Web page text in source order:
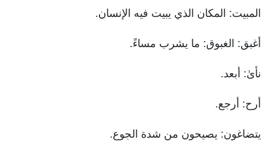
المبيت: المكان الذي يبيت فيه الإنسان.
أغبق: الغبوق: ما يشرب مساءً.
نأىٰ: أبعد.
أرح: أرجع.
يتضاغون: يصيحون من شدة الجوع.